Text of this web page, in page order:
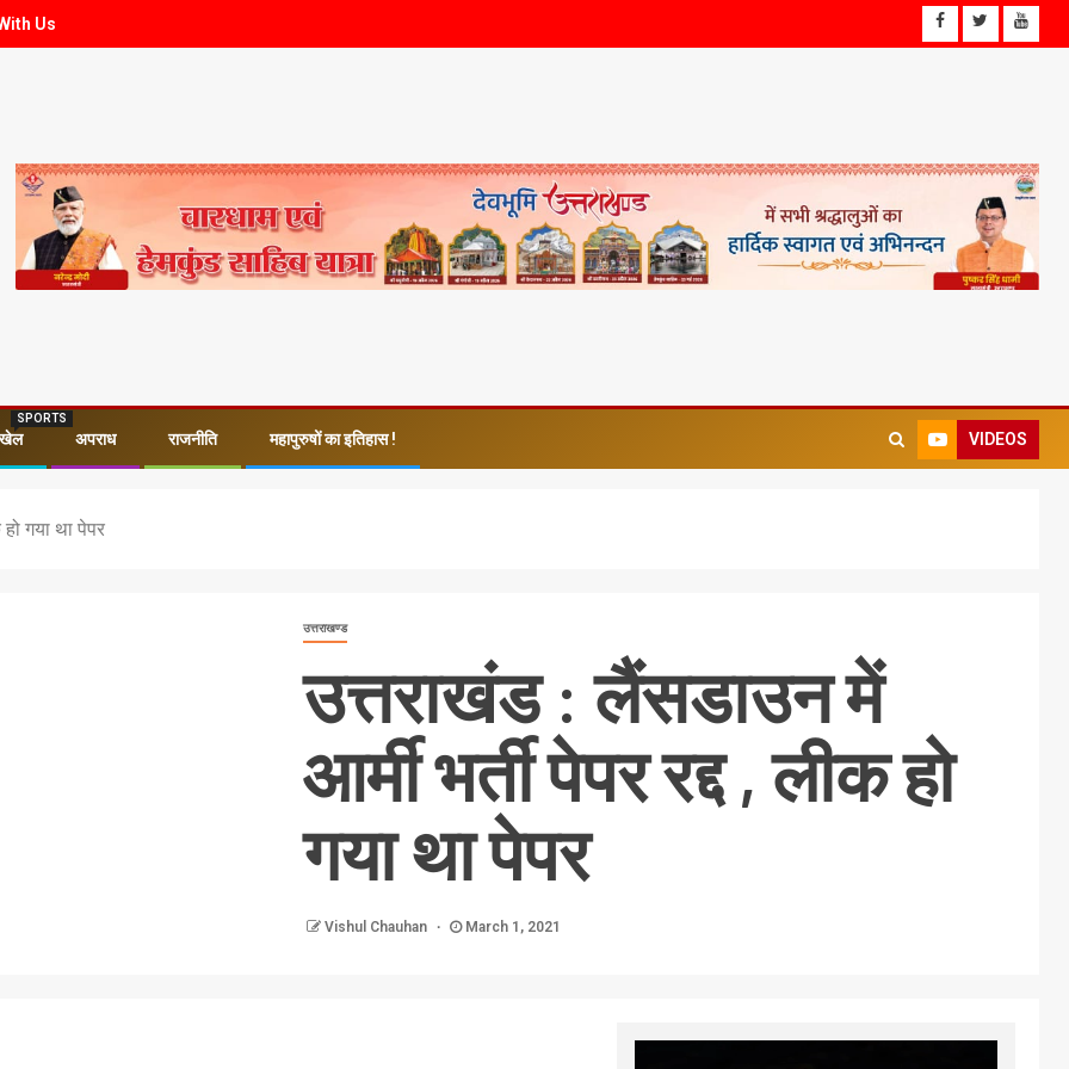
Us
खेल
SPORTS
अपराध राजनीति महापुरुषों का इतिहास ! VIDEOS
गया था पेपर
उत्तराखण्ड
उत्तराखंड : लैंसडाउन में
आर्मी भर्ती पेपर रद्द , लीक हो
गया था पेपर
Vishul Chauhan March 1, 2021